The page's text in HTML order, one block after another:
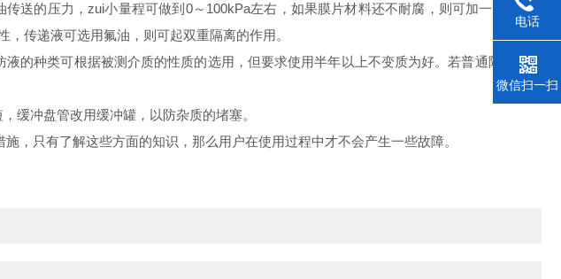
送的压力，zui小量程可做到0～100kPa左右，如果膜片材料还不耐腐，则可加一层F46的
传递液可选用氟油，则可起双重隔离的作用。
种类可根据被测介质的性质的选用，但要求使用半年以上不变质为好。若普通隔离液都
缓冲盘管改用缓冲罐，以防杂质的堵塞。
只有了解这些方面的知识，那么用户在使用过程中才不会产生一些故障。
电话
微信扫一扫